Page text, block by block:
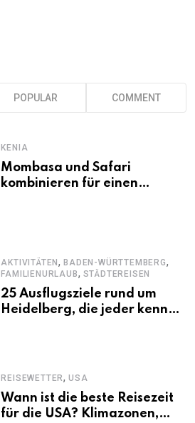
POPULAR COMMENT
KENIA
Mombasa und Safari
kombinieren für einen
AKTIVITÄTEN,BADEN-WÜRTTEMBERG,
FAMILIENURLAUB, STÄDTEREISEN
25 Ausflugsziele rund um
Heidelberg, die jeder kennen
REISEWETTER,USA
Wann ist die beste Reisezeit
für die USA? Klimazonen,